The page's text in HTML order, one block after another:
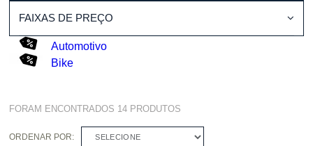
FAIXAS DE PREÇO
Automotivo
Bike
FORAM ENCONTRADOS 14 PRODUTOS
ORDENAR POR: SELECIONE